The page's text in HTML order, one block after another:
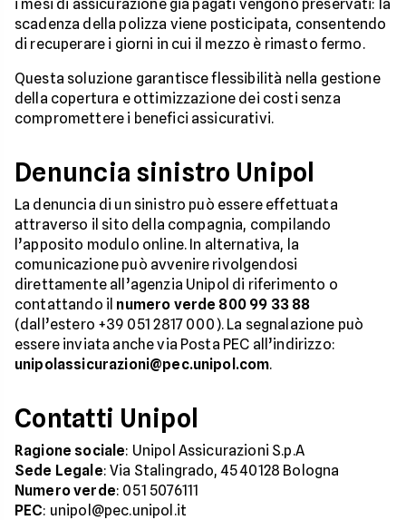
i mesi di assicurazione già pagati vengono preservati: la
scadenza della polizza viene posticipata, consentendo
di recuperare i giorni in cui il mezzo è rimasto fermo.
Questa soluzione garantisce flessibilità nella gestione
della copertura e ottimizzazione dei costi senza
compromettere i benefici assicurativi.
Denuncia sinistro Unipol
La denuncia di un sinistro può essere effettuata
attraverso il sito della compagnia, compilando
l’apposito modulo online. In alternativa, la
comunicazione può avvenire rivolgendosi
direttamente all’agenzia Unipol di riferimento o
contattando il numero verde 800 99 33 88
(dall’estero +39 051 2817 000). La segnalazione può
essere inviata anche via Posta PEC all’indirizzo:
unipolassicurazioni@pec.unipol.com.
Contatti Unipol
Ragione sociale: Unipol Assicurazioni S.p.A
Sede Legale: Via Stalingrado, 45 40128 Bologna
Numero verde: 051 5076111
PEC: unipol@pec.unipol.it